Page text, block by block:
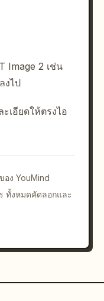
"ใบหน้าด้าน
หมือนเดิมตลอดไป
Image 2 เช่น
งไป
เอียดให้ตรงไอ
ง YouMind
ทั้งหมดคัดลอกและ